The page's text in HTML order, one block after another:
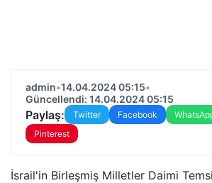
admin•14.04.2024 05:15•
Güncellendi: 14.04.2024 05:15
Paylaş: Twitter Facebook
Pinterest
İsrail'in Birleşmiş Milletler Daimi